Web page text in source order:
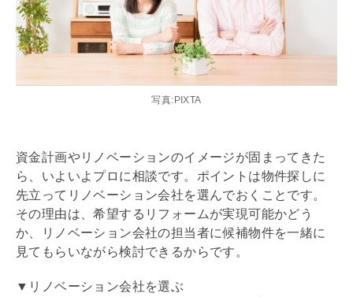
写真:PIXTA
資金計画やリノベーションのイメージが固まってきた
ら、いよいよプロに相談です。ポイントは物件探しに
先立って リノベーション会社を選んでおくことです。
その理由は、希望する リフォームが実現可能かどう
か、
リノベーション会社の担当者に候補物件を一緒に
見てもらいながら検討できるからです。
▼リノベーション会社を選ぶ